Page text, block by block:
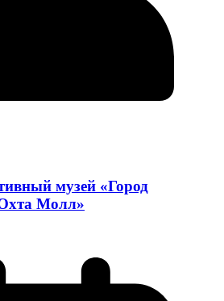
музей «Город
Молл»